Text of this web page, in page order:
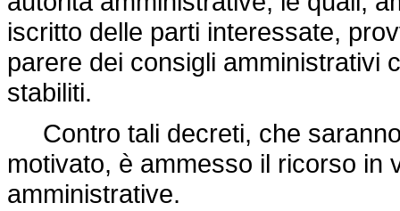
iscritto delle parti interessate,
parere dei consigli amministrativi
stabiliti.
Contro tali decreti, che
motivato, è ammesso il ricorso in
amministrative.